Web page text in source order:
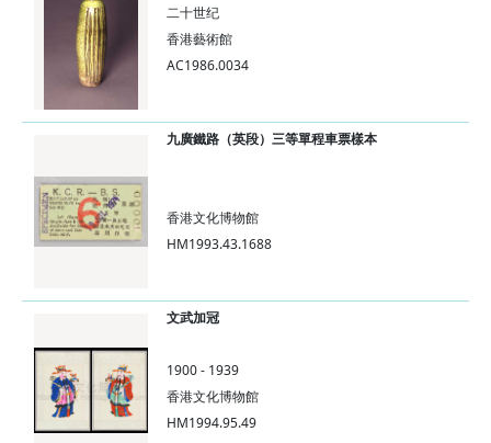
二十世纪
香港藝術館
AC1986.0034
九廣鐵路（英段）三等單程車票樣本
香港文化博物館
HM1993.43.1688
文武加冠
1900 - 1939
香港文化博物館
HM1994.95.49